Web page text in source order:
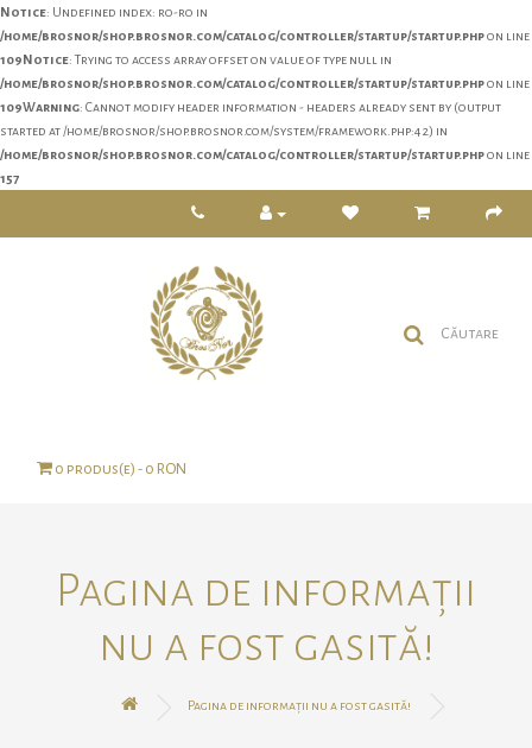
Notice: Undefined index: ro-ro in
/home/brosnor/shop.brosnor.com/catalog/controller/startup/startup.phpon line
109Notice: Trying to access array offset on value of type null in
/home/brosnor/shop.brosnor.com/catalog/controller/startup/startup.phpon line
109Warning: Cannot modify header information - headers already sent by (output
started at /home/brosnor/shop.brosnor.com/system/framework.php:42) in
/home/brosnor/shop.brosnor.com/catalog/controller/startup/startup.phpon line
157
0 produs(e) - 0 RON
Pagina de informații
nu a fost gasită!
Pagina de informații nu a fost gasită!